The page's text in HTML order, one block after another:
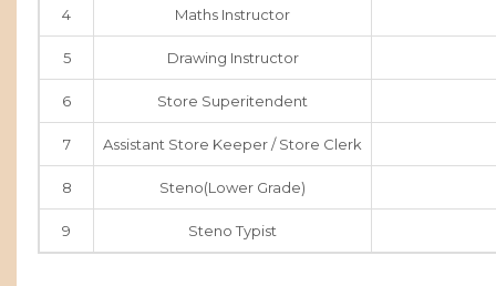
4 Maths Instructor
5 Drawing Instructor
6 Store Superitendent
7 Assistant Store Keeper / Store Clerk
8 Steno(Lower Grade)
9 Steno Typist